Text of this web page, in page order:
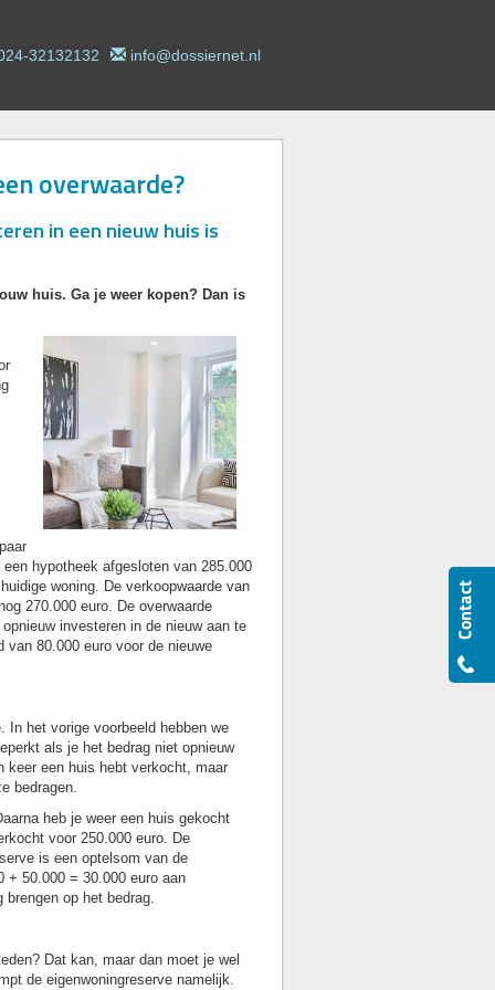
32132132 info@dossiernet.nl
overwaarde?
in een nieuw huis is
huis. Ga je weer kopen? Dan is
hypotheek afgesloten van 285.000
woning. De verkoopwaarde van
270.000 euro. De overwaarde
investeren in de nieuw aan te
van 80.000 euro voor de nieuwe
In het vorige voorbeeld hebben we
als je het bedrag niet opnieuw
keer een huis hebt verkocht, maar
bedragen.
heb je weer een huis gekocht
voor 250.000 euro. De
is een optelsom van de
+ 50.000 = 30.000 euro aan
op het bedrag.
Dat kan, maar dan moet je wel
de eigenwoningreserve namelijk.